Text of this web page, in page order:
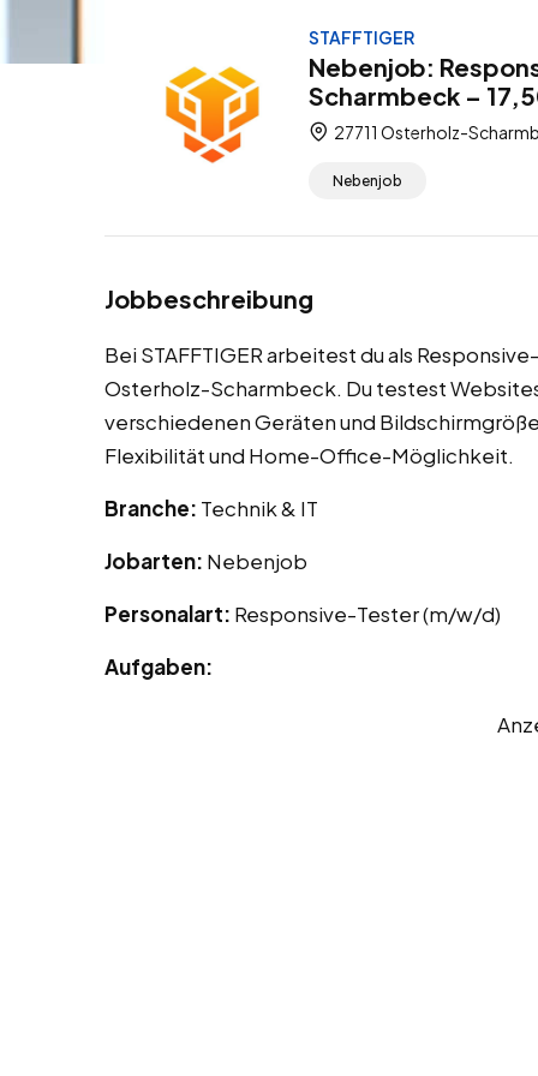
STAFFTIGER
Nebenjob:
Scharmbeck –
27711 Osterholz-
Nebenjob
Jobbeschreibung
Bei STAFFTIGER arbeitest du als
Osterholz-Scharmbeck. Du testest
verschiedenen Geräten und
Flexibilität und Home-Office-Möglichkeit.
Branche: Technik & IT
Jobarten: Nebenjob
Personalart: Responsive-Tester (m/w/d)
Aufgaben: